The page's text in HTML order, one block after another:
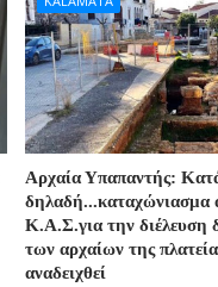
Αρχαία Υπαπαντής:
δηλαδή...καταχώνιασμα
Κ.Α.Σ.για την διέλευση
των αρχαίων της
αναδειχθεί